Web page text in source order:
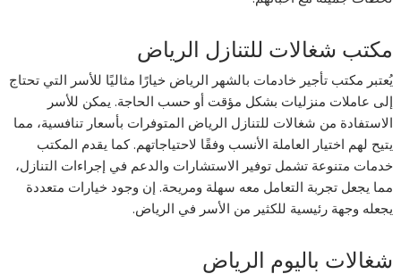
مكتب شغالات للتنازل الرياض
يُعتبر مكتب تأجير خادمات بالشهر الرياض خيارًا مثاليًا للأسر التي تحتاج
إلى عاملات منزليات بشكل مؤقت أو حسب الحاجة. يمكن للأسر
الاستفادة من شغالات للتنازل الرياض المتوفرات بأسعار تنافسية، مما
يتيح لهم اختيار العاملة الأنسب وفقًا لاحتياجاتهم. كما يقدم المكتب
خدمات متنوعة تشمل توفير الاستشارات والدعم في إجراءات التنازل،
مما يجعل تجربة التعامل معه سهلة ومريحة. إن وجود خيارات متعددة
يجعله وجهة رئيسية للكثير من الأسر في الرياض.
شغالات باليوم الرياض